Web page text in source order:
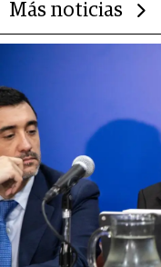
Más noticias